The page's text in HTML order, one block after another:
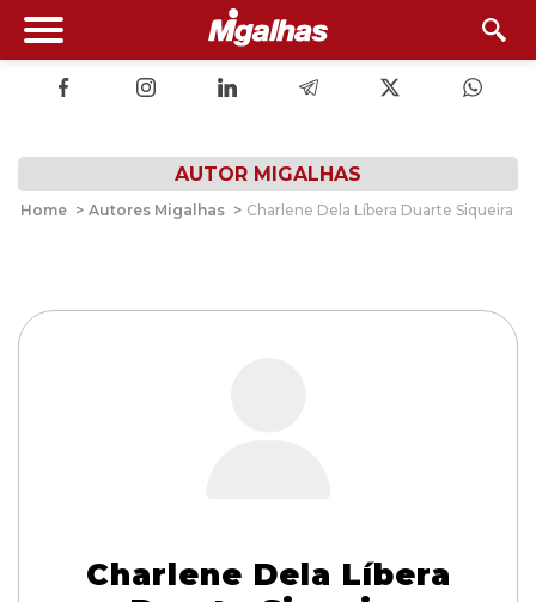
AUTOR MIGALHAS
Home > Autores Migalhas > Charlene Dela Líbera Duarte Siqueira
Charlene Dela Líbera